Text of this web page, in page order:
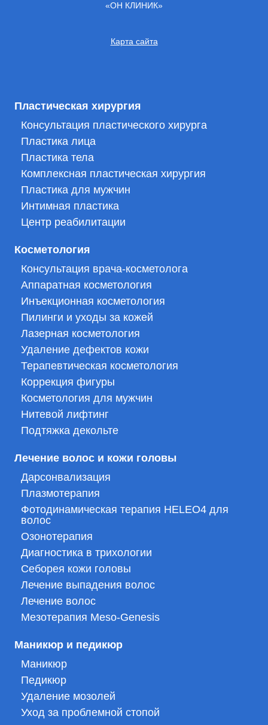
«ОН КЛИНИК»
Карта сайта
Пластическая хирургия
Консультация пластического хирурга
Пластика лица
Пластика тела
Комплексная пластическая хирургия
Пластика для мужчин
Интимная пластика
Центр реабилитации
Косметология
Консультация врача-косметолога
Аппаратная косметология
Инъекционная косметология
Пилинги и уходы за кожей
Лазерная косметология
Удаление дефектов кожи
Терапевтическая косметология
Коррекция фигуры
Косметология для мужчин
Нитевой лифтинг
Подтяжка декольте
Лечение волос и кожи головы
Дарсонвализация
Плазмотерапия
Фотодинамическая терапия HELEO4 для
волос
Озонотерапия
Диагностика в трихологии
Себорея кожи головы
Лечение выпадения волос
Лечение волос
Мезотерапия Meso-Genesis
Маникюр и педикюр
Маникюр
Педикюр
Удаление мозолей
Уход за проблемной стопой